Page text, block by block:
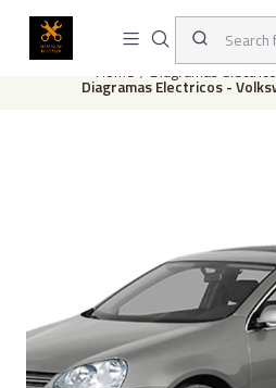
This is the slide text
Home Diagramas
Diagramas Electricos -